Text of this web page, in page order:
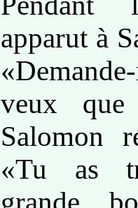
apparut à
veux
Salomon
«Tu as